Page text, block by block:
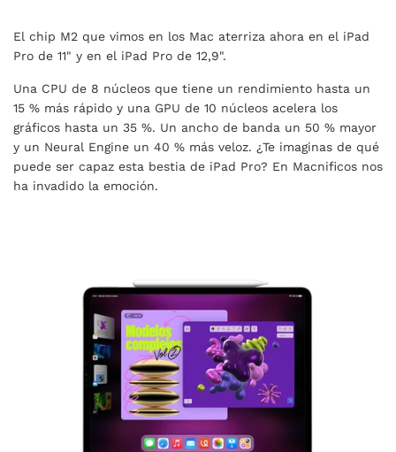
El chip M2 que vimos en los Mac aterriza ahora en el iPad
Pro de 11" y en el iPad Pro de 12,9".
Una CPU de 8 núcleos que tiene un rendimiento hasta un
15 % más rápido y una GPU de 10 núcleos acelera los
gráficos hasta un 35 %. Un ancho de banda un 50 % mayor
y un Neural Engine un 40 % más veloz. ¿Te imaginas de qué
puede ser capaz esta bestia de iPad Pro? En Macnificos nos
ha invadido la emoción.